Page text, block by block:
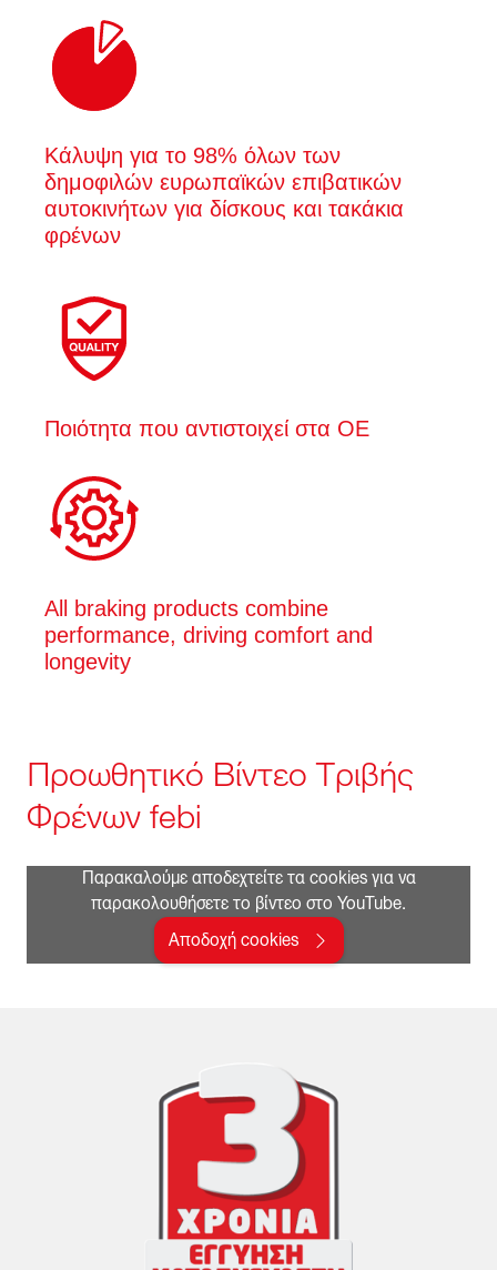
Κάλυψη για το 98% όλων των
δημοφιλών ευρωπαϊκών επιβατικών
αυτοκινήτων για δίσκους και τακάκια
φρένων
Ποιότητα που αντιστοιχεί στα OE
All braking products combine
performance, driving comfort and
longevity
Προωθητικό Βίντεο Τριβής
Φρένων febi
Παρακαλούμε αποδεχτείτε τα cookies για να
παρακολουθήσετε το βίντεο στο YouTube.
Αποδοχή cookies